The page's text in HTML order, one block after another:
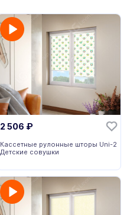
2 506 ₽
Кассетные рулонные шторы Uni-2
Детские совушки